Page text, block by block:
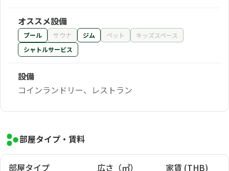
オススメ設備
プール サウナ ジム ペット
キッズスペース
シャトルサービス
設備
コインランドリー、レストラン
部屋タイプ・賃料
部屋タイプ 広さ（㎡） 家賃 (THB)